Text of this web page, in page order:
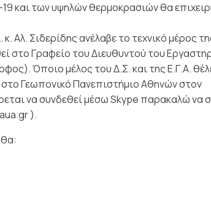
19 και των υψηλών θερμοκρασιών θα
Αλ. Σιδερίδης ανέλαβε το τεχνικό μέρος
στο Γραφείο του Διευθυντού του
Όποιο μέλος του Δ.Σ. και της Ε.Γ.Α.
Γεωπονικό Πανεπιστήμιο Αθηνών στον
να συνδεθεί μέσω Skype παρακαλώ να
).